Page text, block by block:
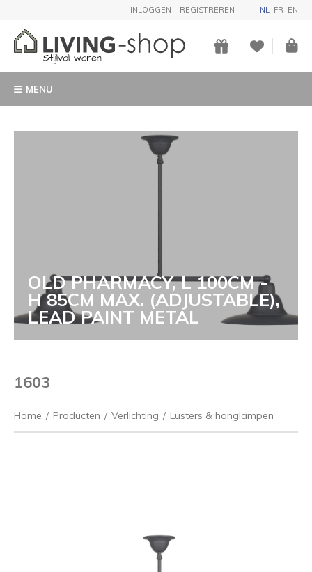
INLOGGEN REGISTREREN NL FR EN
MENU
OLD PHARMACY, L 100CM -
H 85CM MAX. (ADJUSTABLE),
LEAD PAINT METAL
1603
Home / Producten / Verlichting / Lusters & hanglampen